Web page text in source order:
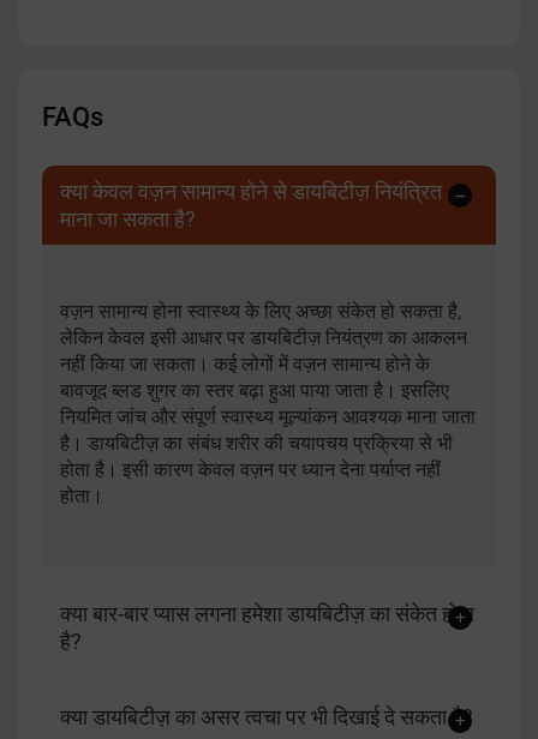
FAQs
क्या केवल वज़न सामान्य होने से डायबिटीज़ नियंत्रित
माना जा सकता है?
वज़न सामान्य होना स्वास्थ्य के लिए अच्छा संकेत हो सकता है,
लेकिन केवल इसी आधार पर डायबिटीज़ नियंत्रण का आकलन
नहीं किया जा सकता। कई लोगों में वज़न सामान्य होने के
बावजूद ब्लड शुगर का स्तर बढ़ा हुआ पाया जाता है। इसलिए
नियमित जांच और संपूर्ण स्वास्थ्य मूल्यांकन आवश्यक माना जाता
है। डायबिटीज़ का संबंध शरीर की चयापचय प्रक्रिया से भी
होता है। इसी कारण केवल वज़न पर ध्यान देना पर्याप्त नहीं
होता।
क्या बार-बार प्यास लगना हमेशा डायबिटीज़ का संकेत होता
है?
क्या डायबिटीज़ का असर त्वचा पर भी दिखाई दे सकता है?